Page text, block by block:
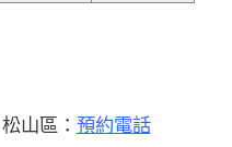
山區： 預約電話